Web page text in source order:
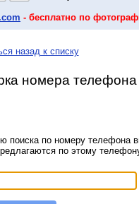
- бесплатно по
назад к списку
номера телефона
поиска по номеру телефона
по этому